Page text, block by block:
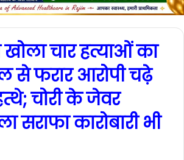
चार हत्याओं का
से फरार आरोपी चढ़े
चोरी के जेवर
सराफा कारोबारी भी